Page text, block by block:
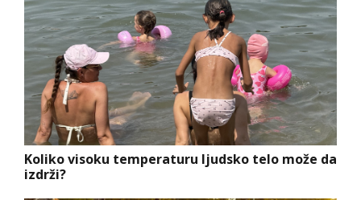
Koliko visoku temperaturu ljudsko telo može da
izdrži?